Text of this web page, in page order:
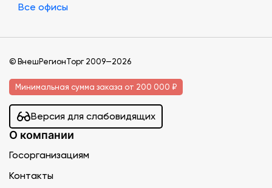
Все офисы
© ВнешРегионТорг 2009—2026
Минимальная сумма заказа от 200 000 ₽
Версия для слабовидящих
О компании
Госорганизациям
Контакты